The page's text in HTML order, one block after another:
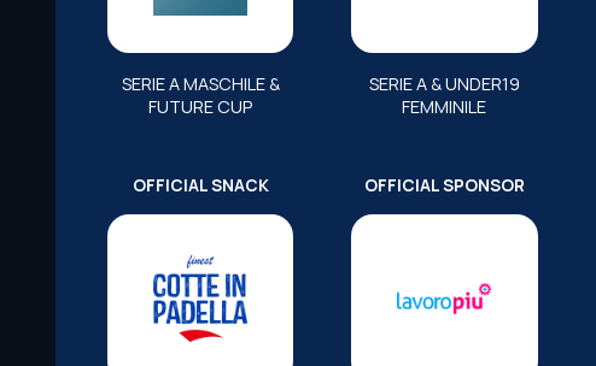
SERIE A MASCHILE &
FUTURE CUP
SERIE A & UNDER19
FEMMINILE
OFFICIAL SNACK OFFICIAL SPONSOR